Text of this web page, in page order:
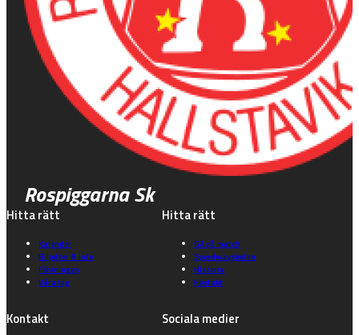
Rospiggarna Sk
Hitta rätt
Kalender
Biljetter & info
Föreningen
Våra lag
Hitta rätt
Gå på match
Speedwayskolan
Historia
Kontakt
Kontakt Sociala medier